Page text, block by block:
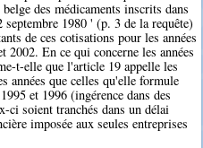
des médicaments inscrits dans
1980 ' (p. 3 de la requête)
de ces cotisations pour les années
2002. En ce qui concerne les années
t-elle que l'article 19 appelle les
années que celles qu'elle formule
et 1996 (ingérence dans des
ci soient tranchés dans un délai
imposée aux seules entreprises